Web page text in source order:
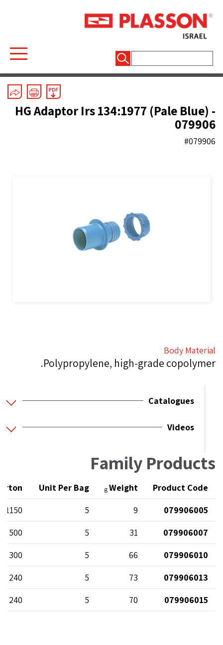
Mechanical Fittings/Line 7 Grey/Adaptors
HG Adaptor Irs 134:1977 (Pale Blue) -
079906
#079906
Body Material
Polypropylene, high-grade copolymer.
Catalogues
Videos
Family Products
Product Code
Weight
g
Unit Per Bag
079906005
9
5
1150
079906007
31
5
500
079906010
66
5
300
079906013
73
5
240
079906015
70
5
240